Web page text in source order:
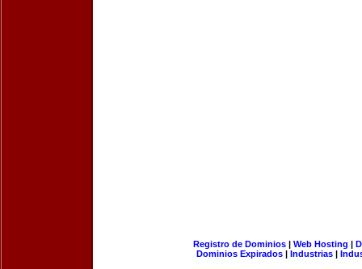
Registro de Dominios| Web Hosting |
Dominios Expirados | Industrias |